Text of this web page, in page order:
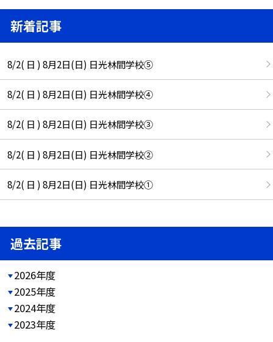
新着記事
8/2( 日 ) 8月2日(日) 日光林間学校⑤
8/2( 日 ) 8月2日(日) 日光林間学校④
8/2( 日 ) 8月2日(日) 日光林間学校③
8/2( 日 ) 8月2日(日) 日光林間学校②
8/2( 日 ) 8月2日(日) 日光林間学校①
過去記事
2026年度
2025年度
2024年度
2023年度